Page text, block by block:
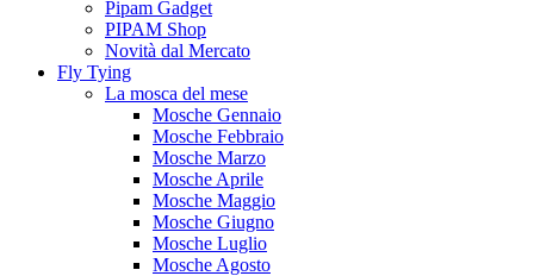
Pipam Gadget
PIPAM Shop
Novità dal Mercato
Fly Tying
La mosca del mese
Mosche Gennaio
Mosche Febbraio
Mosche Marzo
Mosche Aprile
Mosche Maggio
Mosche Giugno
Mosche Luglio
Mosche Agosto